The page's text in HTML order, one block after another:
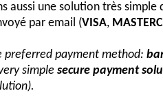
aussi une solution très simple
par email (VISA,
preferred payment method:
simple secure payment